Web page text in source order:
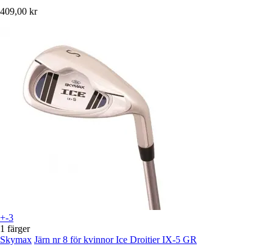
409,00 kr
+-3
1 färger
Skymax Järn nr 8 för kvinnor Ice Droitier IX-5 GR